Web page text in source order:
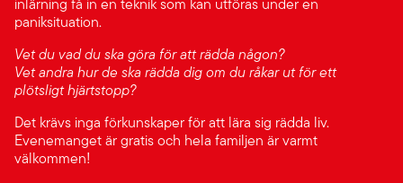
paniksituation.
Vet du vad du ska göra för att rädda någon?
Vet andra hur de ska rädda dig om du råkar ut för ett
plötsligt hjärtstopp?
Det krävs inga förkunskaper för att lära sig rädda liv.
Evenemanget är gratis och hela familjen är varmt
välkommen!